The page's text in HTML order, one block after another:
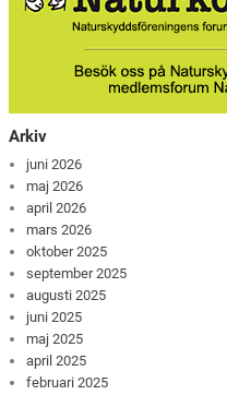
Arkiv
juni 2026
maj 2026
april 2026
mars 2026
oktober 2025
september 2025
augusti 2025
juni 2025
maj 2025
april 2025
februari 2025